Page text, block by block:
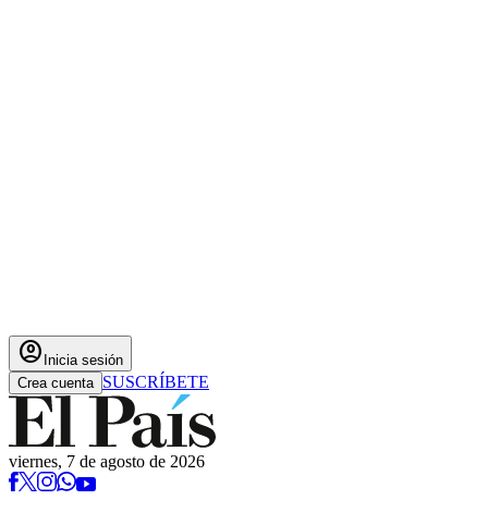
account_circle Inicia sesión
Crea cuenta SUSCRÍBETE
viernes, 7 de agosto de 2026